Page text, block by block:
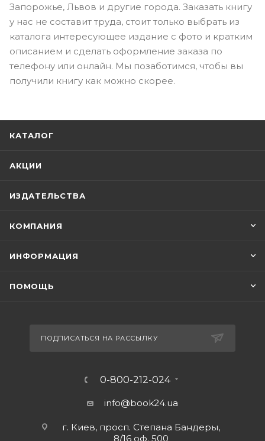
Запорожье, Львов и другие города. Заказать книгу
у нас не составит труда, стоит только выбрать из
каталога интересующее издание с фото и кратким
описанием и сделать оформление заказа по
телефону или онлайн. Мы позаботимся, чтобы вы
получили книгу как можно скорее.
КАТАЛОГ
АКЦИИ
ИЗДАТЕЛЬСТВА
КОМПАНИЯ
ИНФОРМАЦИЯ
ПОМОЩЬ
ПОДПИСАТЬСЯ НА РАССЫЛКУ
0-800-212-024
info@book24.ua
г. Киев, просп. Степана Бандеры,
8/16 оф. 500